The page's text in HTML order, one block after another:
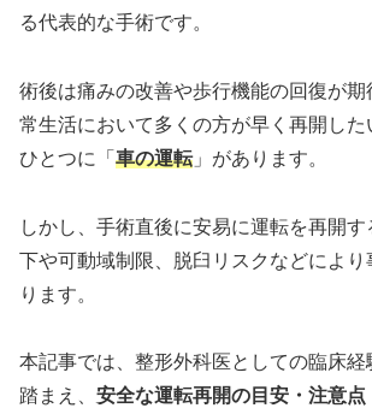
る代表的な手術です。
術後は痛みの改善や歩行機能の回復が期
常生活において多くの方が早く再開し
ひとつに「 車の運転」があります。
しかし、手術直後に安易に運転を再開
下や可動域制限、脱臼リスクなどにより
ります。
本記事では、整形外科医としての臨床経
踏まえ、 安全な運転再開の目安・注意点